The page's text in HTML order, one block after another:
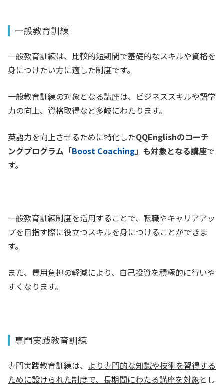
一般教育訓練
一般教育訓練は、 比較的短期間で基礎的なスキルや資格を
身につけたい方に適した制度です。
一般教育訓練の対象となる講座は、ビジネススキルや語学
力の向上、資格取得など多岐にわたります。
英語力を向上させるために特化したQQEnglishのコーチ
ングプログラム「Boost Coaching」も対象となる講座で
す。
一般教育訓練制度を活用することで、転職やキャリアアッ
プを目指す際に役立つスキルを身につけることができま
す。
また、費用負担の軽減により、自己投資を積極的に行いや
すくなります。
専門実践教育訓練
専門実践教育訓練は、 より専門的な知識や技術を習得する
ために設けられた制度で、長期間にわたる講座を対象とし